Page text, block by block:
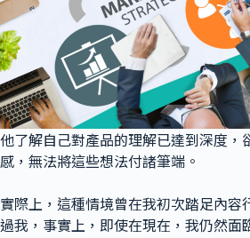
他了解自己對產品的理解已達到深度，
感，無法將這些想法付諸筆端。
實際上，這種情境曾在我初次踏足內容
過我，事實上，即使在現在，我仍然面